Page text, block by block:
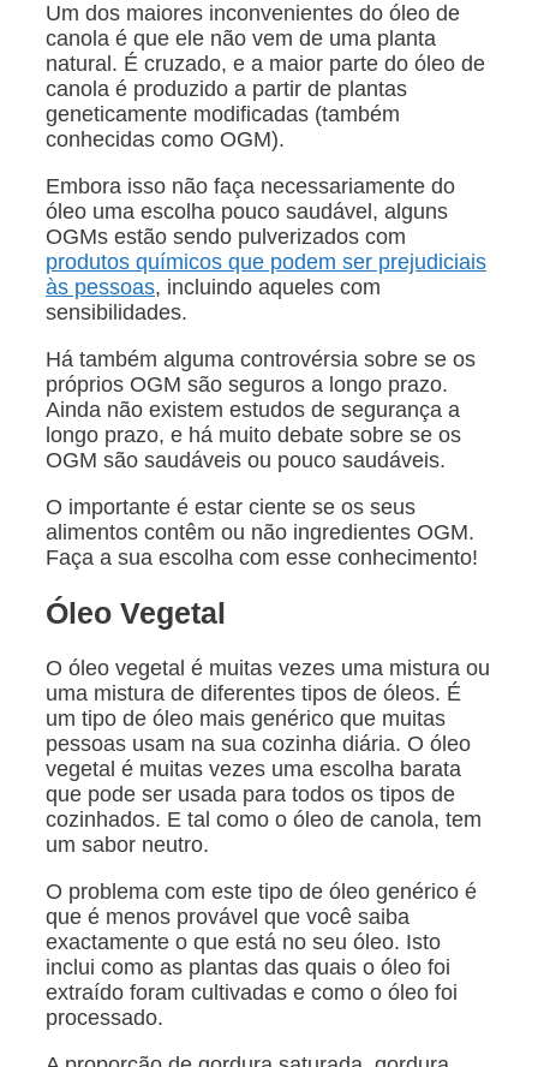
Um dos maiores inconvenientes do óleo de
canola é que ele não vem de uma planta
natural. É cruzado, e a maior parte do óleo de
canola é produzido a partir de plantas
geneticamente modificadas (também
conhecidas como OGM).
Embora isso não faça necessariamente do
óleo uma escolha pouco saudável, alguns
OGMs estão sendo pulverizados com
produtos químicos que podem ser prejudiciais
às pessoas, incluindo aqueles com
sensibilidades.
Há também alguma controvérsia sobre se os
próprios OGM são seguros a longo prazo.
Ainda não existem estudos de segurança a
longo prazo, e há muito debate sobre se os
OGM são saudáveis ou pouco saudáveis.
O importante é estar ciente se os seus
alimentos contêm ou não ingredientes OGM.
Faça a sua escolha com esse conhecimento!
Óleo Vegetal
O óleo vegetal é muitas vezes uma mistura ou
uma mistura de diferentes tipos de óleos. É
um tipo de óleo mais genérico que muitas
pessoas usam na sua cozinha diária. O óleo
vegetal é muitas vezes uma escolha barata
que pode ser usada para todos os tipos de
cozinhados. E tal como o óleo de canola, tem
um sabor neutro.
O problema com este tipo de óleo genérico é
que é menos provável que você saiba
exactamente o que está no seu óleo. Isto
inclui como as plantas das quais o óleo foi
extraído foram cultivadas e como o óleo foi
processado.